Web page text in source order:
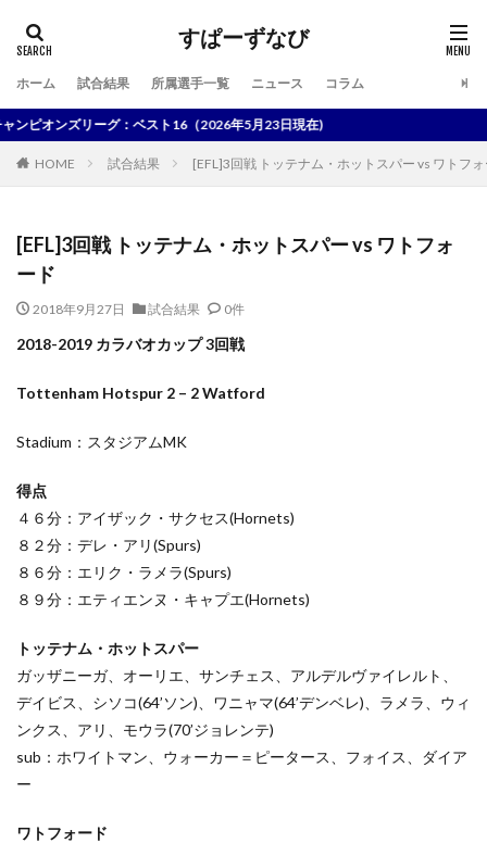
すぱーずなび
ホーム 試合結果 所属選手一覧 ニュース コラム
ズリーグ：ベスト16（2026年5月23日現在)
HOME 試合結果 [EFL]3回戦 トッテナム・ホットスパー vs ワトフ
[EFL]3回戦 トッテナム・ホットスパー vs ワトフォ
ード
2018年9月27日 試合結果 0件
2018-2019 カラバオカップ 3回戦
Tottenham Hotspur 2 – 2 Watford
Stadium：スタジアムMK
得点
４６分：アイザック・サクセス(Hornets)
８２分：デレ・アリ(Spurs)
８６分：エリク・ラメラ(Spurs)
８９分：エティエンヌ・キャプエ(Hornets)
トッテナム・ホットスパー
ガッザニーガ、オーリエ、サンチェス、アルデルヴァイレルト、
デイビス、シソコ(64’ソン)、ワニャマ(64’デンベレ)、ラメラ、ウィ
ンクス、アリ、モウラ(70’ジョレンテ)
sub：ホワイトマン、ウォーカー＝ピータース、フォイス、ダイア
ー
ワトフォード
検索